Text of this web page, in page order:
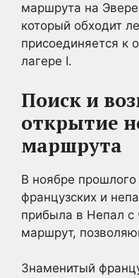
маршрута на
который обходит
присоединяется к
лагере I.
Поиск и
открытие
маршрута
В ноябре
французских и
прибыла в Непал с
маршрут,
Знаменитый